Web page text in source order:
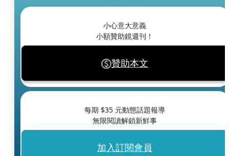
小心意大意義
小額贊助鏡週刊！
贊助本文
每期 $35 元動態話題報導
無限閱讀解鎖新鮮事
加入訂閱會員